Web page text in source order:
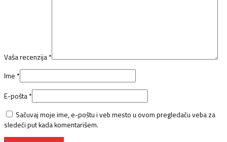
Vaša recenzija *
Ime *
E-pošta *
Sačuvaj moje ime, e-poštu i veb mesto u ovom pregledaču veba za
sledeći put kada komentarišem.